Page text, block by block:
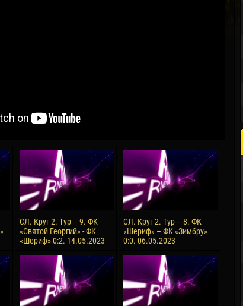
04 Мая
13 Мая
Ренат ЖОСАН
24 Мая
Николай ЧЕБОТАРЬ
15 Июня
Конан Жорес-Ульрих ЛУКУ
Виктор ЧУМАШУ
28 Июня
Сумаила МАГАССУБА
21 Июля
Эмиль ТЫМБУР
24 Июля
Михаил КОРОТКОВ
27 Июля
Владимир ФРАТЯ
СЛ. Круг 2. Тур – 9. ФК
«Святой Георгий» - ФК
«Шериф» 0:2. 14.05.2023
СЛ. Круг 2. Тур – 8. ФК
«Шериф» – ФК «Зимбру»
0:0. 06.05.2023